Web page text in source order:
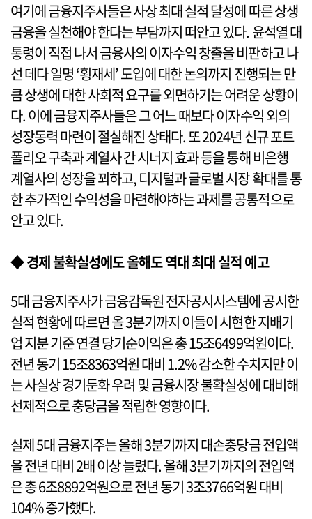
여기에 금융지주사들은 사상 최대 실적 달성에 따른 상생
금융을 실천해야 한다는 부담까지 떠안고 있다. 윤석열 대
통령이 직접 나서 금융사의 이자수익 창출을 비판하고 나
선 데다 일명 ‘횡재세’ 도입에 대한 논의까지 진행되는 만
큼 상생에 대한 사회적 요구를 외면하기는 어려운 상황이
다. 이에 금융지주사들은 그 어느 때보다 이자수익 외의
성장동력 마련이 절실해진 상태다. 또 2024년 신규 포트
폴리오 구축과 계열사 간 시너지 효과 등을 통해 비은행
계열사의 성장을 꾀하고, 디지털과 글로벌 시장 확대를 통
한 추가적인 수익성을 마련해야하는 과제를 공통적으로
안고 있다.
◆ 경제 불확실성에도 올해도 역대 최대 실적 예고
5대 금융지주사가 금융감독원 전자공시시스템에 공시한
실적 현황에 따르면 올 3분기까지 이들이 시현한 지배기
업 지분 기준 연결 당기순이익은 총 15조6499억원이다.
전년 동기 15조8363억원 대비 1.2% 감소한 수치지만 이
는 사실상 경기둔화 우려 및 금융시장 불확실성에 대비해
선제적으로 충당금을 적립한 영향이다.
실제 5대 금융지주는 올해 3분기까지 대손충당금 전입액
을 전년 대비 2배 이상 늘렸다. 올해 3분기까지의 전입액
은 총 6조8892억원으로 전년 동기 3조3766억원 대비
104% 증가했다.